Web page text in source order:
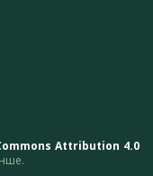
Attribution 4.0